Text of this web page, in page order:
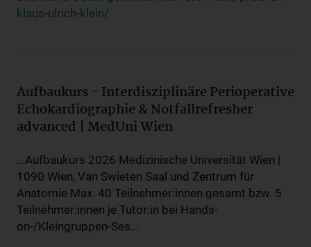
klaus-ulrich-klein/
Aufbaukurs - Interdisziplinäre Perioperative
Echokardiographie & Notfallrefresher
advanced | MedUni Wien
...Aufbaukurs 2026 Medizinische Universität Wien |
1090 Wien, Van Swieten Saal und Zentrum für
Anatomie Max. 40 Teilnehmer:innen gesamt bzw. 5
Teilnehmer:innen je Tutor:in bei Hands-
on-/Kleingruppen-Ses...